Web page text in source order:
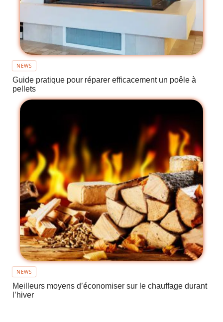
NEWS
Guide pratique pour réparer efficacement un poêle à
pellets
NEWS
Meilleurs moyens d’économiser sur le chauffage durant
l’hiver